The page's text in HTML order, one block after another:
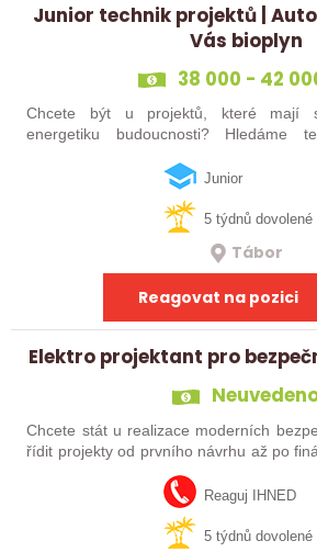
Junior technik projektů |
Vás bioplyn
38 000 - 42
Chcete být u projektů, které mají
energetiku budoucnosti? Hledáme
realizaci bioplynových stanic po celé…
Junior
5 týdnů dovolené
Tábor
Reagovat na pozici
Elektro projektant pro
Chcete stát u realizace moderních
řídit projekty od prvního návrhu až po
Do našeho týmu hledáme technicky
Reaguj IHNED
5 týdnů dovolené